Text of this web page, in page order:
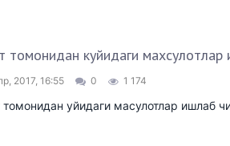
томонидан куйидаги
2017, 16:55 0 1 174
уйидаги масулотлар ишлаб